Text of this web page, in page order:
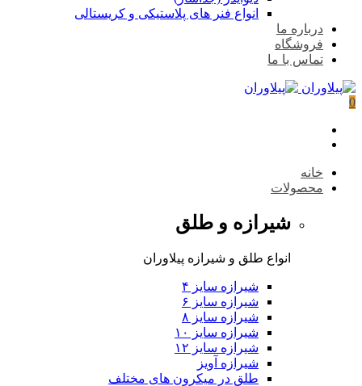
انواع فنر های پلاستیکی و کریستالی
درباره ما
فروشگاه
تماس با ما
0
خانه
محصولات
شیرازه و طلق
انواع طلق و شیرازه پیلاوران
شیرازه سایز ۴
شیرازه سایز ۶
شیرازه سایز ۸
شیرازه سایز ۱۰
شیرازه سایز ۱۲
شیرازه آویز
طلق در میکرون های مختلف